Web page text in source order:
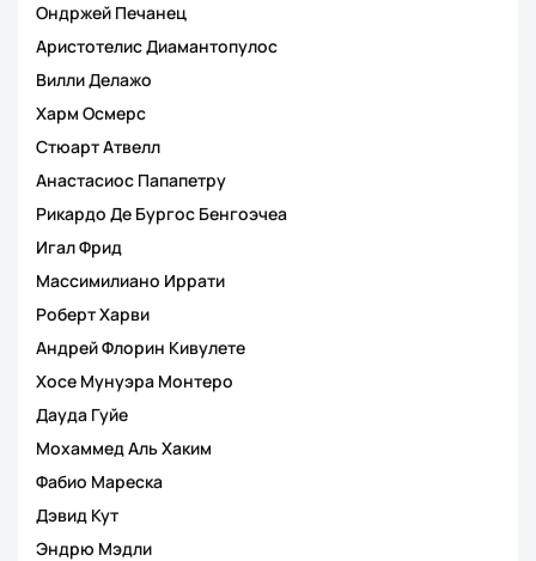
Ондржей Печанец
Аристотелис Диамантопулос
Вилли Делажо
Харм Осмерс
Стюарт Атвелл
Анастасиос Папапетру
Рикардо Де Бургос Бенгоэчеа
Игал Фрид
Массимилиано Иррати
Роберт Харви
Андрей Флорин Кивулете
Хосе Мунуэра Монтеро
Дауда Гуйе
Мохаммед Аль Хаким
Фабио Мареска
Дэвид Кут
Эндрю Мэдли